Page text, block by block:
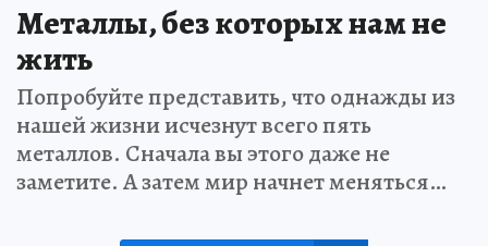
Металлы, без которых нам не
жить
Попробуйте представить, что однажды из
нашей жизни исчезнут всего пять
металлов. Сначала вы этого даже не
заметите. А затем мир начнет меняться…